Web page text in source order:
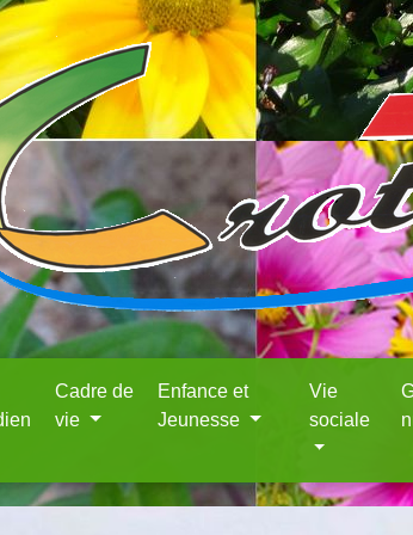
Cadre de
vie
Enfance et
Jeunesse
Vie
sociale